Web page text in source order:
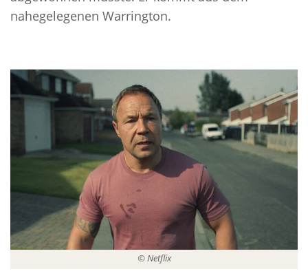
nahegelegenen Warrington.
© Netflix